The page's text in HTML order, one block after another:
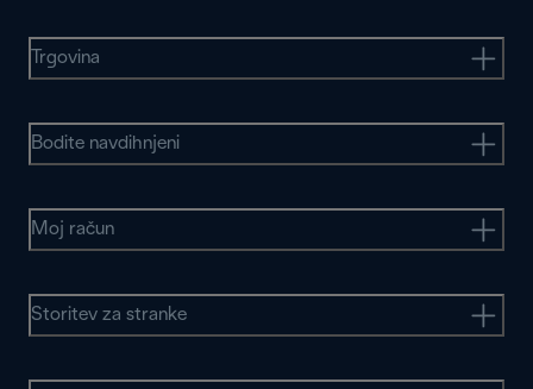
Trgovina
Bodite navdihnjeni
Moj račun
Storitev za stranke